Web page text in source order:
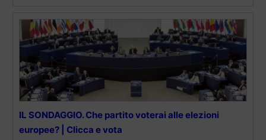
IL SONDAGGIO. Che partito voterai alle elezioni
europee? | Clicca e vota